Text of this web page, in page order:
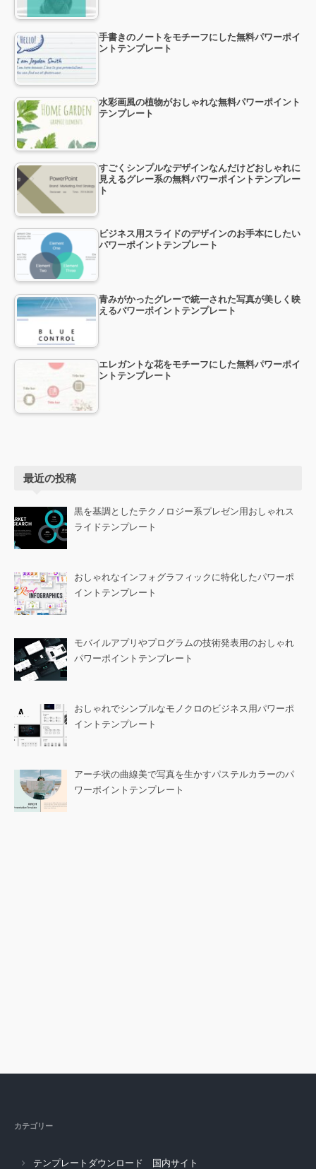
手書きのノートをモチーフにした無料パワーポイ
ントテンプレート
水彩画風の植物がおしゃれな無料パワーポイント
テンプレート
すごくシンプルなデザインなんだけどおしゃれに
見えるグレー系の無料パワーポイントテンプレー
ト
ビジネス用スライドのデザインのお手本にしたい
パワーポイントテンプレート
青みがかったグレーで統一された写真が美しく映
えるパワーポイントテンプレート
エレガントな花をモチーフにした無料パワーポイ
ントテンプレート
最近の投稿
黒を基調としたテクノロジー系プレゼン用おしゃれス
ライドテンプレート
おしゃれなインフォグラフィックに特化したパワーポ
イントテンプレート
モバイルアプリやプログラムの技術発表用のおしゃれ
パワーポイントテンプレート
おしゃれでシンプルなモノクロのビジネス用パワーポ
イントテンプレート
アーチ状の曲線美で写真を生かすパステルカラーのパ
ワーポイントテンプレート
カテゴリー
テンプレートダウンロード 国内サイト